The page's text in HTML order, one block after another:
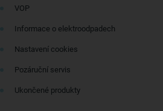
VOP
Informace o elektroodpadech
Nastavení cookies
Pozáruční servis
Ukončené produkty